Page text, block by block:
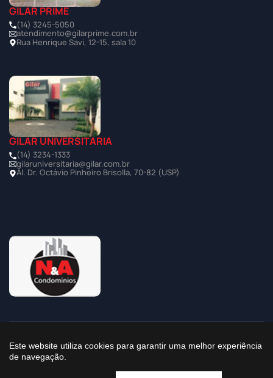
GILAR PRIME
(14) 3245-5050
atendimento@gilarprime.com.br
Rua Henrique Savi, 12-15, sala 10
GILAR UNIVERSITÁRIA
(14) 3234-1333
gilaruniversitaria@gilar.com.br
Al. Dr. Octávio Pinheiro Brisolla, 70-82 (USP)
©2025 Todos os Direitos Reservados à Imobiliária Gilar
Este website utiliza cookies para garantir uma melhor experiência
de navegação.